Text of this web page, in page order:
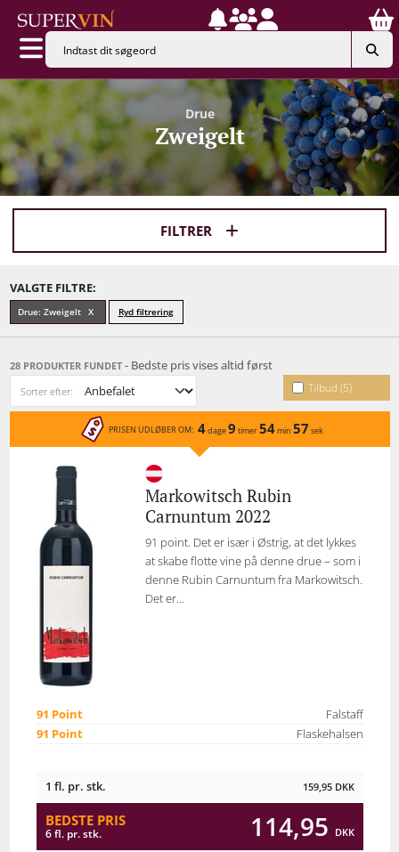
Drue
Zweigelt
FILTRER
VALGTE FILTRE:
Drue: Zweigelt Ryd filtrering
28 PRODUKTER FUNDET - Bedste pris vises altid først
Tilbud (5)
Sorter efter:
PRISEN UDLØBER OM: 4dage9 timer54min 57 sek
Markowitsch Rubin
Carnuntum 2022
91 point. Det er især i Østrig, at det lykkes
at skabe flotte vine på denne drue – som i
denne Rubin Carnuntum fra Markowitsch.
Det er...
91 Point
Falstaff
91 Point
Flaskehalsen
1 fl. pr. stk. 159,95 DKK
BEDSTE PRIS
6 fl. pr. stk. 114,95 DKK